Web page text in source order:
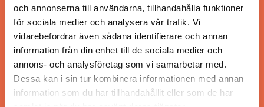
och annonserna till användarna, tillhandahålla funktioner
för sociala medier och analysera vår trafik. Vi
vidarebefordrar även sådana identifierare och annan
information från din enhet till de sociala medier och
annons- och analysföretag som vi samarbetar med.
Dessa kan i sin tur kombinera informationen med annan
information som du har tillhandahållit eller som de har
ANSVARIG UTGIVARE
Jonas Siljhammar
UPPHOVSRÄTT